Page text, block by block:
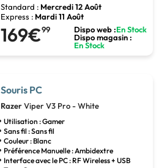
Standard : Mercredi 12 Août
Express : Mardi 11 Août
169€99 Dispo web :En Stock
Dispo magasin :
En Stock
Souris PC
RazerViper V3 Pro - White
Utilisation : Gamer
Sans fil : Sans fil
Couleur : Blanc
Préférence Manuelle : Ambidextre
Interface avec le PC : RF Wireless + USB